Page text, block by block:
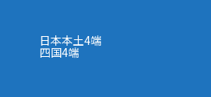
日本本土4端
四国4端